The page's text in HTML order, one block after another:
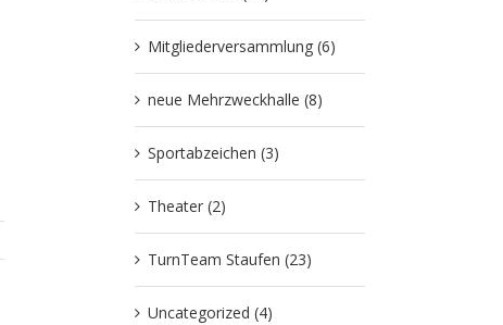
Mitgliederversammlung (6)
neue Mehrzweckhalle (8)
Sportabzeichen (3)
Theater (2)
TurnTeam Staufen (23)
Uncategorized (4)